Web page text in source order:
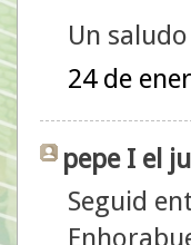
Un saludo
24 de
pepe I el
Seguid